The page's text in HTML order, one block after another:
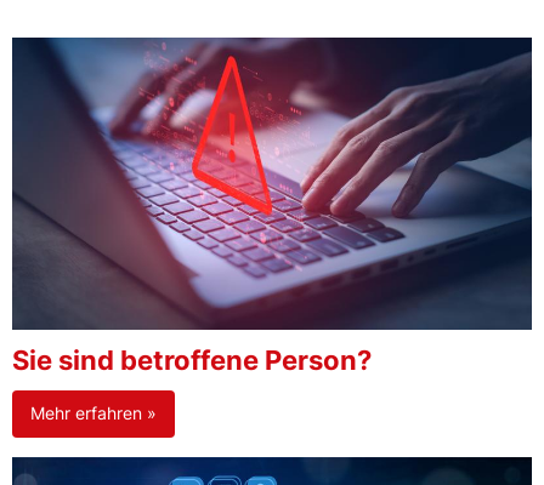
Sie sind betroffene Person?
Mehr erfahren »